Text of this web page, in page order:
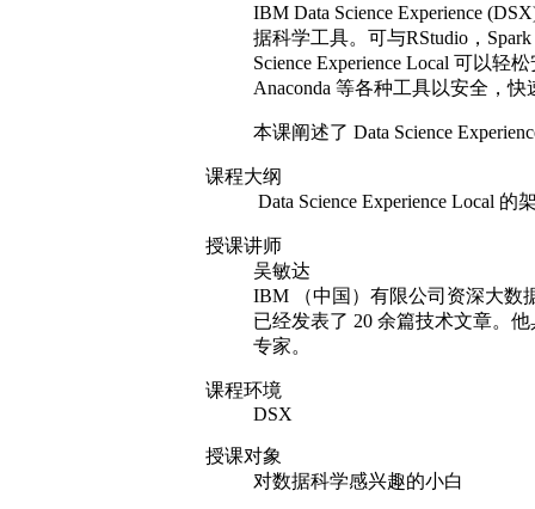
IBM Data Science Experience
据科学工具。可与RStudio，
Science Experience Local 可以
Anaconda 等各种工具以安全，
本课阐述了 Data Science
课程大纲
Data Science Experience Local
授课讲师
吴敏达
IBM （中国）有限公司资深大数
已经发表了 20 余篇技术文章。
专家。
课程环境
DSX
授课对象
对数据科学感兴趣的小白